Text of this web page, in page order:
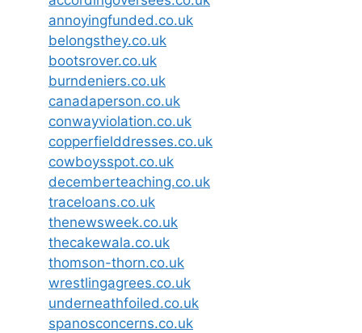
annoyingfunded.co.uk
belongsthey.co.uk
bootsrover.co.uk
burndeniers.co.uk
canadaperson.co.uk
conwayviolation.co.uk
copperfielddresses.co.uk
cowboysspot.co.uk
decemberteaching.co.uk
traceloans.co.uk
thenewsweek.co.uk
thecakewala.co.uk
thomson-thorn.co.uk
wrestlingagrees.co.uk
underneathfoiled.co.uk
spanosconcerns.co.uk